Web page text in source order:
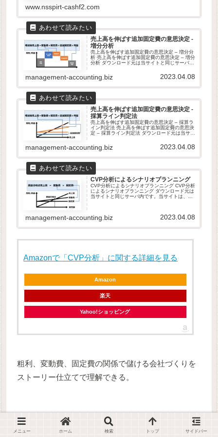
www.nsspirt-cashf2.com
売上高を伸ばす追加固定費の意思決定 -
増分分析
売上高を伸ばす追加固定費の意思決定 – 増分分
析 売上高を伸ばす追加固定費の意思決定 – 増分
分析 ダウンロード元は当サイトと同じサーバ内
則に則って運営されています。ダウンロードし
たファイルは自由...
management-accounting.biz 2023.04.08
売上高を伸ばす追加固定費の意思決定 -
採算ライン判定法
売上高を伸ばす追加固定費の意思決定 – 採算ラ
イン判定法 売上高を伸ばす追加固定費の意思決
定 – 採算ライン判定法 ダウンロード元は当サイ
のセキュリティ規則に則って運営されていま
す。ダウンロードし...
management-accounting.biz 2023.04.08
CVP分析によるシナリオプランニング
CVP分析によるシナリオプランニング CVP分析
によるシナリオプランニング ダウンロード元は
当サイトと同じサーバ内です。当サイトは、
management-accounting.biz 2023.04.08
Amazonで「CVP分析」に関する詳細を見る
Amazon
楽天
Yahoo!ショッピング
粗利、変動費、固定費の関係で儲ける会社づくりを
ストーリー仕立てで理解できる。
メニュー ホーム 検索 トップ サイドバー